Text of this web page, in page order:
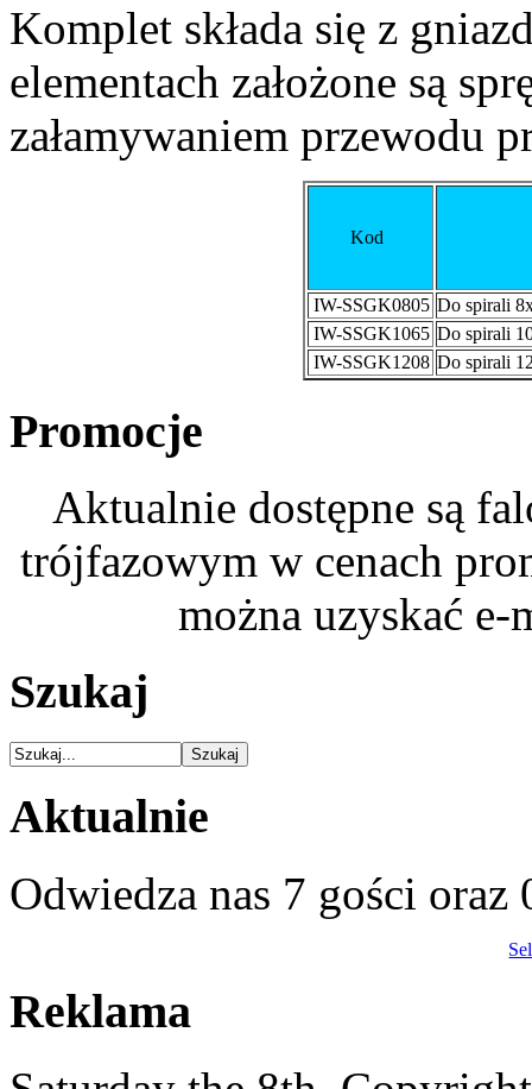
Komplet składa się z
elementach założone są
załamywaniem przewodu
Kod
IW-SSGK0805 Do spirali
IW-SSGK1065 Do spirali
IW-SSGK1208 Do spirali
Promocje
Aktualnie dostępne są
trójfazowym w cenach
można uzyskać
Szukaj
Aktualnie
Odwiedza nas 7 gości
Reklama